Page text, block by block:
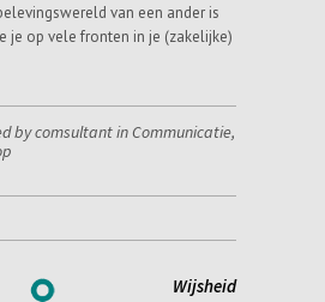
van een ander is
je op vele fronten in je (zakelijke)
by comsultant inCommunicatie,
Wijsheid